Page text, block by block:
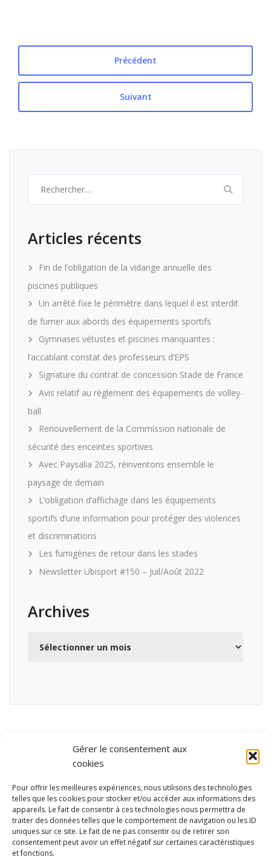
Gérer le consentement aux
cookies
Pour offrir les meilleures expériences, nous utilisons des technologies
telles que les cookies pour stocker et/ou accéder aux informations des
appareils. Le fait de consentir à ces technologies nous permettra de
traiter des données telles que le comportement de navigation ou les ID
uniques sur ce site. Le fait de ne pas consentir ou de retirer son
consentement peut avoir un effet négatif sur certaines caractéristiques
et fonctions.
Précédent
Suivant
Articles récents
Fin de l’obligation de la vidange annuelle des
piscines publiques
Un arrêté fixe le périmètre dans lequel il est interdit
de fumer aux abords des équipements sportifs
Gymnases vétustes et piscines manquantes :
l’accablant constat des professeurs d’EPS
Signature du contrat de concession Stade de France
Avis relatif au règlement des équipements de volley-
ball
Renouvellement de la Commission nationale de
sécurité des enceintes sportives
Avec Paysalia 2025, réinventons ensemble le
paysage de demain
L’obligation d’affichage dans les équipements
sportifs d’une information pour protéger des violences
et discriminations
Les fumigènes de retour dans les stades
Newsletter Ubisport #150 – Juil/Août 2022
Archives